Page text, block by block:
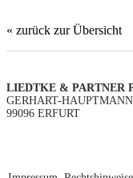
« zurück zur Übersicht
LIEDTKE & PARTNER
GERHART-
99096 ERFURT